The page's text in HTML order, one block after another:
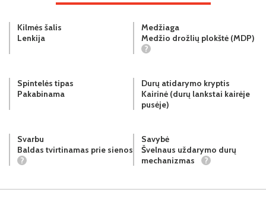
Kilmės šalis
Lenkija
Medžiaga
Medžio drožlių plokštė (MDP)
?
Spintelės tipas
Pakabinama
Durų atidarymo kryptis
Kairinė (durų lankstai kairėje
pusėje)
Svarbu
Baldas tvirtinamas prie sienos
?
Savybė
Švelnaus uždarymo durų
mechanizmas
?